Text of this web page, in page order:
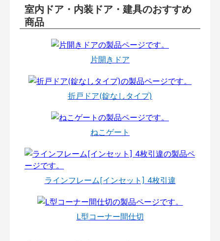
室内ドア・内装ドア・建具のおすすめ
商品
片開きドア
折戸ドア(錠なしタイプ)
ねこゲート
ラインフレーム[インセット] 4枚引違
L型コーナー間仕切